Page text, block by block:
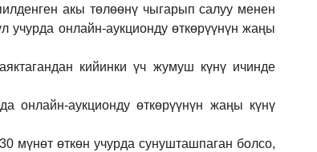
акы төлөөнү чыгарып салуу менен
учурда онлайн-аукционду өткөрүүнүн жаңы
кийинки үч жумуш күнү ичинде
онлайн-аукционду өткөрүүнүн жаңы күнү
мүнөт өткөн учурда сунушташпаган болсо,